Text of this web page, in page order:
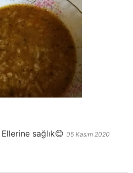
Ellerine sağlık😊 05 Kasım 2020